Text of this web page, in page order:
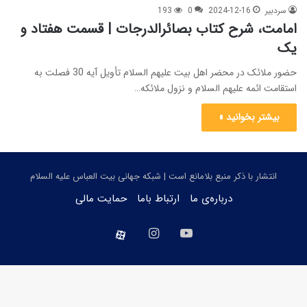
سردبیر 2024-12-16
0
193
امامت، شرح کتاب بصائرالدرجات | قسمت هفتاد و
یک
حضور ملائک در محضر اهل بیت علیهم السلام تأویل آیه 30 فصلت به
استقامت ائمه علیهم السلام و نزول ملائکه…
بیشتر بخوانید »
انتشار با ذکر منبع بلامانع است | شبکه جهانی بیت العباس علیه السلام
درباره‌ی ما ارتباط باما حمایت مالی
یوتیوب اینستاگرام